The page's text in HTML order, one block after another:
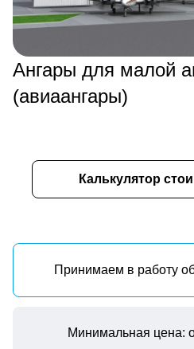
Ангары для малой
(авиаангары)
Калькулятор
Принимаем в работу
Минимальная цена: